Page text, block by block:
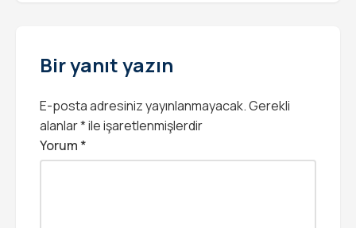
Bir yanıt yazın
E-posta adresiniz yayınlanmayacak.Gerekli
alanlar*ile işaretlenmişlerdir
Yorum *